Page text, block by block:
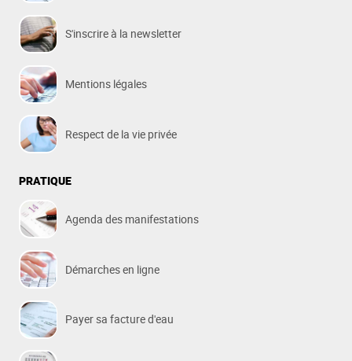
S'inscrire à la newsletter
Mentions légales
Respect de la vie privée
PRATIQUE
Agenda des manifestations
Démarches en ligne
Payer sa facture d'eau